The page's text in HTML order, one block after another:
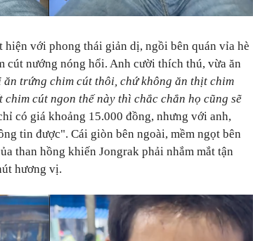
với phong thái giản dị, ngồi bên quán vỉa hè
cút nướng nóng hổi. Anh cười thích thú, vừa ăn
ăn trứng chim cút thôi, chứ không ăn thịt chim
cút ngon thế này thì chắc chắn họ cũng sẽ
có giá khoảng 15.000 đồng, nhưng với anh,
tin được". Cái giòn bên ngoài, mềm ngọt bên
than hồng khiến Jongrak phải nhắm mắt tận
hương vị.